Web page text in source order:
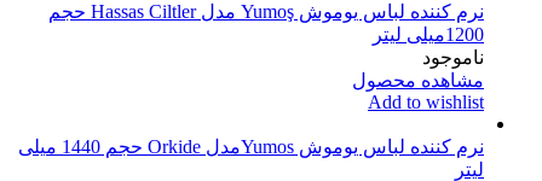
نرم کننده لباس یوموش Yumoş مدل Hassas Ciltler حجم
1200میلی لیتر
ناموجود
مشاهده محصول
Add to wishlist
نرم کننده لباس یوموش Yumosمدل Orkide حجم 1440 میلی
لیتر